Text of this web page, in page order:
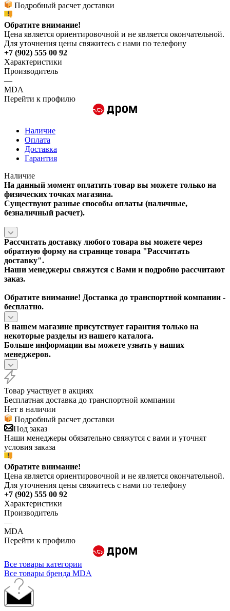
Подробный расчет доставки
Обратите внимание!
Цена является ориентировочной и не является окончательной.
Для уточнения цены свяжитесь с нами по телефону
+7 (902) 555 00 92
Характеристики
Производитель
—
MDA
Перейти к профилю
Наличие
Оплата
Доставка
Гарантия
Наличие
На данный момент оплатить товар вы можете только на
физических точках магазина.
Существуют разные способы оплаты (наличные,
безналичный расчет).
Рассчитать доставку любого товара вы можете через
обратную форму на странице товара "Рассчитать
доставку".
Наши менеджеры свяжутся с Вами и подробно рассчитают
заказ.
Обратите внимание! Доставка до транспортной компании -
бесплатно.
В нашем магазине присутствует гарантия только на
некоторые разделы из нашего каталога.
Больше информации вы можете узнать у наших
менеджеров.
Товар участвует в акциях
Бесплатная доставка до транспортной компании
Нет в наличии
Подробный расчет доставки
Под заказ
Наши менеджеры обязательно свяжутся с вами и уточнят
условия заказа
Обратите внимание!
Цена является ориентировочной и не является окончательной.
Для уточнения цены свяжитесь с нами по телефону
+7 (902) 555 00 92
Характеристики
Производитель
—
MDA
Перейти к профилю
Все товары категории
Все товары бренда MDA